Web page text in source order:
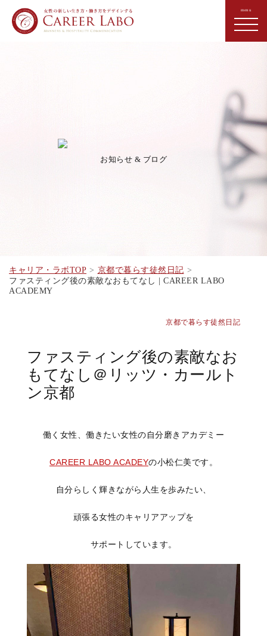
お知らせ & ブログ
キャリア・ラボTOP
京都で暮らす徒然日記
ファスティング後の素敵なおもてなし | CAREER LABO
ACADEMY
京都で暮らす徒然日記
ファスティング後の素敵なお
もてなし＠リッツ・カールト
ン京都
働く女性、働きたい女性の自分磨きアカデミー
CAREER LABO ACADEYの小松仁美です。
自分らしく輝きながら人生を歩みたい、
頑張る女性のキャリアアップを
サポートしています。